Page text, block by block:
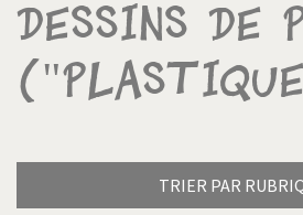
Dessins de
TRIER PAR